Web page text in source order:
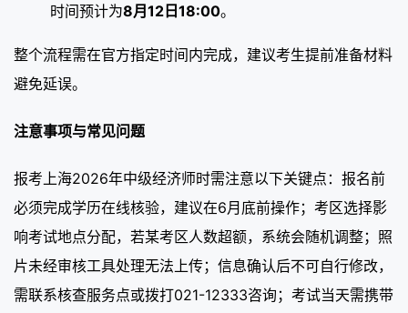
时间预计为8月12日18:00。
整个流程需在官方指定时间内完成，建议考生提前准备材料
避免延误。
注意事项与常见问题
报考上海2026年中级经济师时需注意以下关键点：报名前
必须完成学历在线核验，建议在6月底前操作；考区选择影
响考试地点分配，若某考区人数超额，系统会随机调整；照
片未经审核工具处理无法上传；信息确认后不可自行修改，
需联系核查服务点或拨打021-12333咨询；考试当天需携带